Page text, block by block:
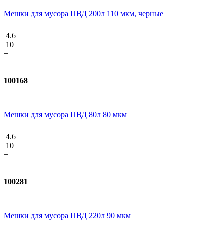
Мешки для мусора ПВД 200л 110 мкм, черные
4.6
10
+
100168
Мешки для мусора ПВД 80л 80 мкм
4.6
10
+
100281
Мешки для мусора ПВД 220л 90 мкм